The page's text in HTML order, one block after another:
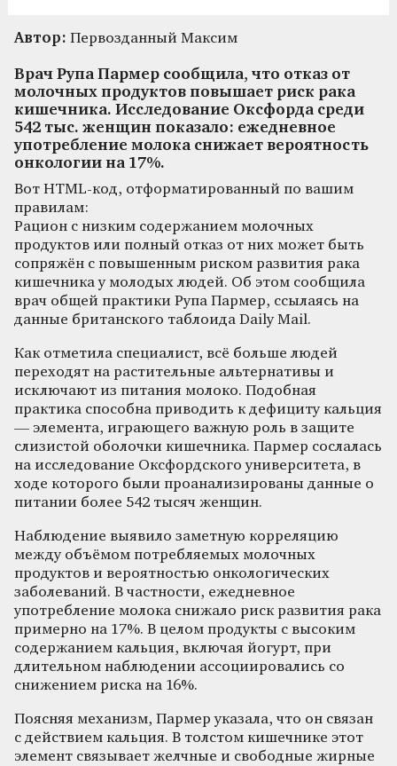
Автор: Первозданный Максим
Врач Рупа Пармер сообщила, что отказ от
молочных продуктов повышает риск рака
кишечника. Исследование Оксфорда среди
542 тыс. женщин показало: ежедневное
употребление молока снижает вероятность
онкологии на 17%.
Вот HTML-код, отформатированный по вашим
правилам:
Рацион с низким содержанием молочных
продуктов или полный отказ от них может быть
сопряжён с повышенным риском развития рака
кишечника у молодых людей. Об этом сообщила
врач общей практики Рупа Пармер, ссылаясь на
данные британского таблоида Daily Mail.
Как отметила специалист, всё больше людей
переходят на растительные альтернативы и
исключают из питания молоко. Подобная
практика способна приводить к дефициту кальция
— элемента, играющего важную роль в защите
слизистой оболочки кишечника. Пармер сослалась
на исследование Оксфордского университета, в
ходе которого были проанализированы данные о
питании более 542 тысяч женщин.
Наблюдение выявило заметную корреляцию
между объёмом потребляемых молочных
продуктов и вероятностью онкологических
заболеваний. В частности, ежедневное
употребление молока снижало риск развития рака
примерно на 17%. В целом продукты с высоким
содержанием кальция, включая йогурт, при
длительном наблюдении ассоциировались со
снижением риска на 16%.
Поясняя механизм, Пармер указала, что он связан
с действием кальция. В толстом кишечнике этот
элемент связывает желчные и свободные жирные